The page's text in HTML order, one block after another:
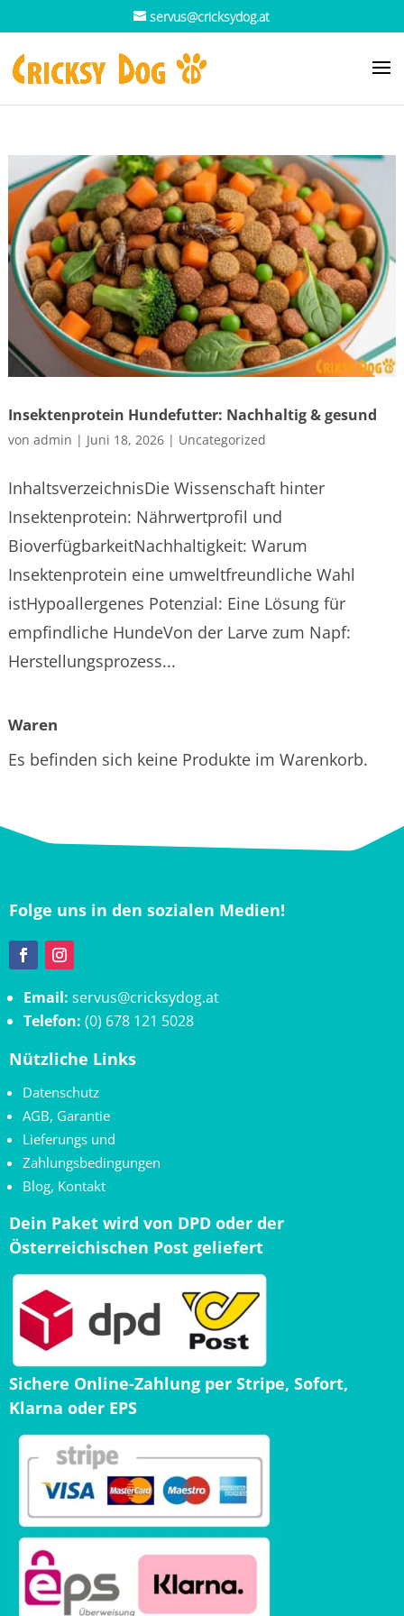
servus@cricksydog.at
Insektenprotein Hundefutter: Nachhaltig & gesund
von admin | Juni 18, 2026| Uncategorized
InhaltsverzeichnisDie Wissenschaft hinter
Insektenprotein: Nährwertprofil und
BioverfügbarkeitNachhaltigkeit: Warum
Insektenprotein eine umweltfreundliche Wahl
istHypoallergenes Potenzial: Eine Lösung für
empfindliche HundeVon der Larve zum Napf:
Herstellungsprozess...
Waren
Es befinden sich keine Produkte im Warenkorb.
Folge uns in den sozialen Medien!
Email: servus@cricksydog.at
Telefon: (0) 678 121 5028
Nützliche Links
Datenschutz
AGB, Garantie
Lieferungs und
Zahlungsbedingungen
Blog, Kontakt
Dein Paket wird von DPD oder der
Österreichischen Post geliefert
Sichere Online-Zahlung per Stripe, Sofort,
Klarna oder EPS